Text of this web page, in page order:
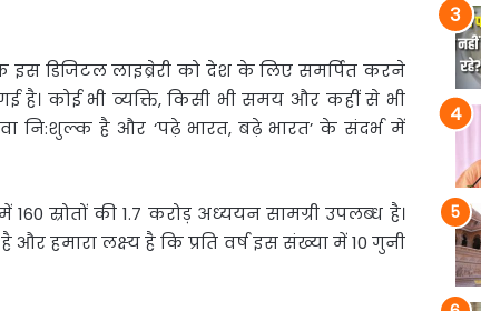
डिजिटल लाइब्रेरी को देश के लिए समर्पित करने
कोई भी व्‍यक्ति, किसी भी समय और कहीं से भी
नि:शुल्‍क है और ‘पढ़े भारत, बढ़े भारत’ के संदर्भ में
स्रोतों की 1.7 करोड़ अध्‍ययन सामग्री उपलब्‍ध है।
हमारा लक्ष्‍य है कि प्रति वर्ष इस संख्‍या में 10 गुनी